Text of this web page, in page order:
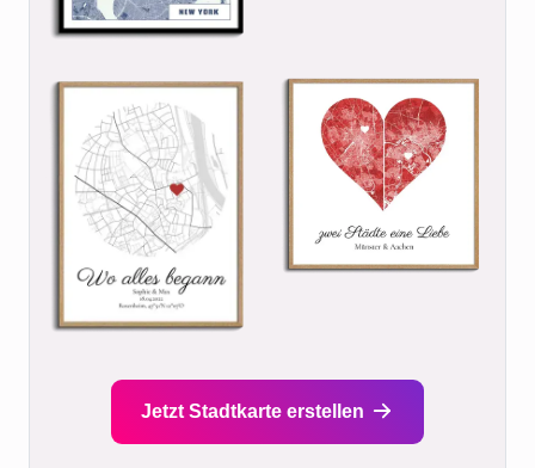
Jetzt Stadtkarte erstellen